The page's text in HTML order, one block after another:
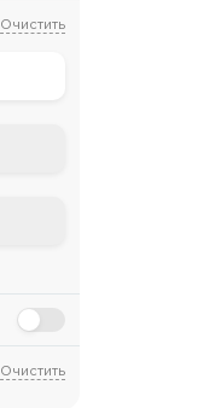
Очистить
Очистить